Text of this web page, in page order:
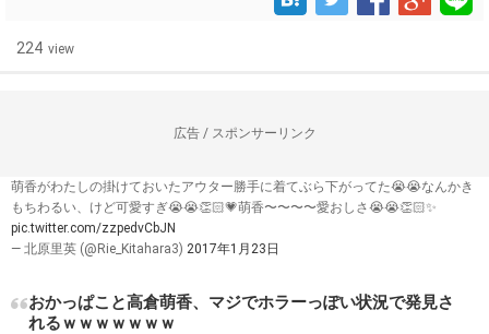
224 view
広告 / スポンサーリンク
萌香がわたしの掛けておいたアウター勝手に着てぶら下がってた😭😭なんかき
もちわるい、けど可愛すぎ😭😭👏🏻💗萌香〜〜〜〜愛おしさ😭😭👏🏻✨
pic.twitter.com/zzpedvCbJN
— 北原里英 (@Rie_Kitahara3) 2017年1月23日
おかっぱこと高倉萌香、マジでホラーっぽい状況で発見さ
れるｗｗｗｗｗｗｗ